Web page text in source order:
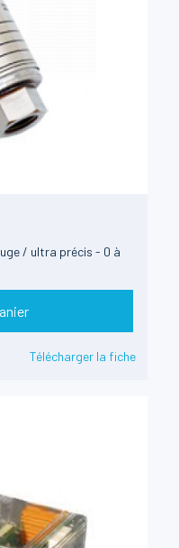
/ ultra précis - 0 à
Télécharger la fiche